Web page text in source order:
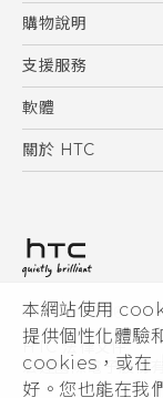
本網站使用
提供個性化體驗
cookies，或在
好。您也能在我
智慧型手機
配件
HTC Research
購物說明
購物須知
訂單管理
付款方式
支援服務
到府收送維修服務
服務中心資訊
客戶服務佈告欄
軟體
應用程式
HTC Sync
關於 HTC
投資人
隱私權政策
產品安全性
Cookie
© 2011-2026
HTC 法律文件
宏達國際電子股份